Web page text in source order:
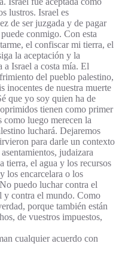
lustros. Israel es
de ser juzgada y de pagar
conmigo. Con esta
el confiscar mi tierra, el
la aceptación y la
Israel a costa mía. El
del pueblo palestino,
inocentes de nuestra muerte
que yo soy quien ha de
tienen como primer
como luego merecen la
luchará. Dejaremos
para darle un contexto
judaizara
tierra, el agua y los recursos
los encarcelara o los
puedo luchar contra el
y contra el mundo. Como
porque también están
de vuestros impuestos,
cualquier acuerdo con